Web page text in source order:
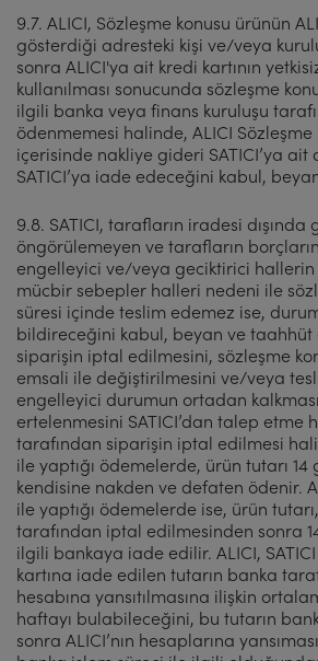
9.7. ALICI, Sözleşme konusu ürünün
gösterdiği adresteki kişi ve/veya
sonra ALICI'ya ait kredi kartının
kullanılması sonucunda sözleşme
ilgili banka veya finans kuruluşu
ödenmemesi halinde, ALICI
içerisinde nakliye gideri SATICI’ya ait
SATICI’ya iade edeceğini kabul,
9.8. SATICI, tarafların iradesi dışında
öngörülemeyen ve tarafların
engelleyici ve/veya geciktirici hallerin
mücbir sebepler halleri nedeni ile
süresi içinde teslim edemez ise,
bildireceğini kabul, beyan ve taahhüt
siparişin iptal edilmesini, sözleşme
emsali ile değiştirilmesini ve/veya
engelleyici durumun ortadan
ertelenmesini SATICI’dan talep etme
tarafından siparişin iptal edilmesi
ile yaptığı ödemelerde, ürün tutarı
kendisine nakden ve defaten ödenir.
ile yaptığı ödemelerde ise, ürün
tarafından iptal edilmesinden sonra
ilgili bankaya iade edilir. ALICI,
kartına iade edilen tutarın banka
hesabına yansıtılmasına ilişkin
haftayı bulabileceğini, bu tutarın
sonra ALICI’nın hesaplarına